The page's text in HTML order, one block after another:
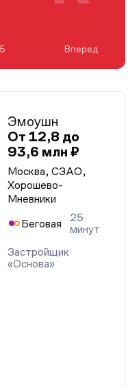
Эмоушн
От 12,8 до
93,6 млн ₽
Москва, СЗАО,
Хорошево-
Мневники
Беговая
25
минут
Застройщик
«Основа»
Вперед